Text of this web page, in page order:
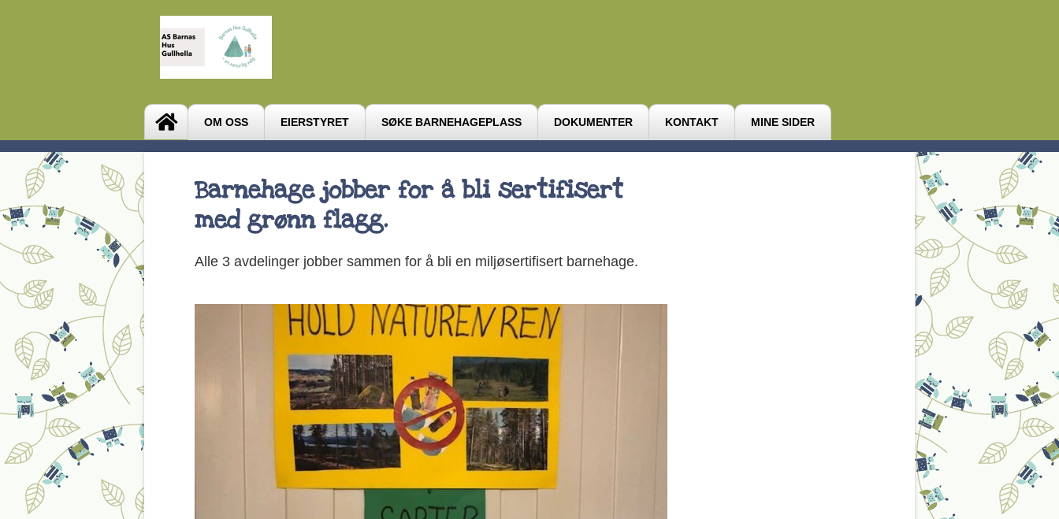
OM OSS EIERSTYRET SØKE BARNEHAGEPLASS DOKUMENTER KONTAKT MINE SIDER
Barnehage jobber for å bli sertifisert
med grønn flagg.
Alle 3 avdelinger jobber sammen for å bli en miljøsertifisert barnehage.